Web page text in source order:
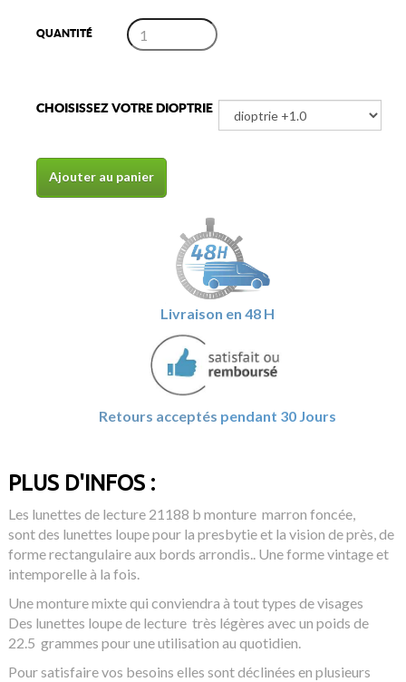
QUANTITÉ
Ajouter au panier
Livraison en 48 H
Retours acceptés pendant 30 Jours
PLUS D'INFOS :
Les lunettes de lecture 21188 b monture marron foncée,
sont des lunettes loupe pour la presbytie et la vision de près, de
forme rectangulaire aux bords arrondis.. Une forme vintage et
intemporelle à la fois.
Une monture mixte qui conviendra à tout types de visages
Des lunettes loupe de lecture très légères avec un poids de
22.5 grammes pour une utilisation au quotidien.
Pour satisfaire vos besoins elles sont déclinées en plusieurs